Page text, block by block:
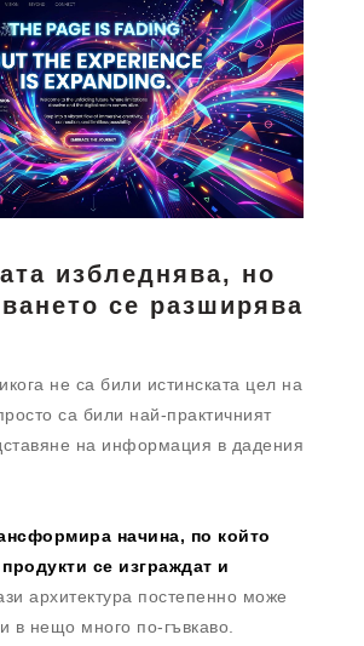
избледнява, но
се разширява
не са били истинската цел на
са били най-практичният
на информация в дадения
начина, по който
се изграждат и
архитектура постепенно може
в нещо много по-гъвкаво.